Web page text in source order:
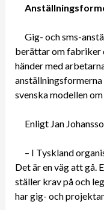
Gig- och sms-
berättar om fabriker
händer med
anställningsformerna
svenska modellen
Enligt Jan
– I Tyskland
Det är en väg att gå.
ställer krav på och
har gig- och